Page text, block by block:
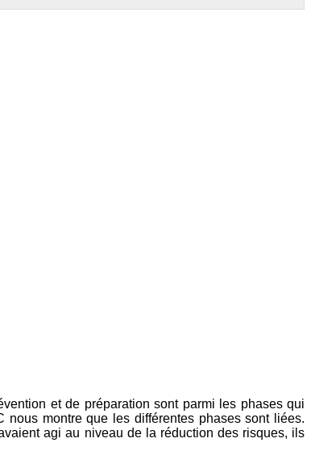
et de préparation sont parmi les phases qui
montre que les différentes phases sont liées.
agi au niveau de la réduction des risques, ils